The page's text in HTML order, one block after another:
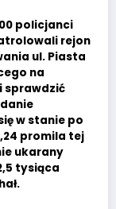
policjanci
rejon
ul. Piasta
na
sprawdzić
w stanie po
promila tej
ukarany
tysiąca